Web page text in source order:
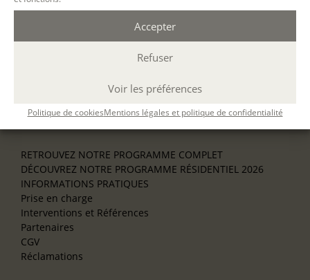
Accepter
Refuser
Voir les préférences
Politique de cookiesMentions légales et politique de confidentialité
NOS SERVICES
Écrire en résidence
Écrire en ligne
RETROUVEZ NOTRE PROGRAMME COMPLET
DÉCOUVREZ NOTRE PROGRAMME RÉSIDENTIEL 2026
INFORMATIONS PRATIQUES
Prise en charge
Interventions et Références
Partenaires
CGV
Réclamations